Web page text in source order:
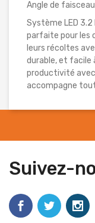
Angle de faisceau
Système LED 3.2
parfaite pour les
leurs récoltes
durable, et facile
productivité
accompagne
Suivez-